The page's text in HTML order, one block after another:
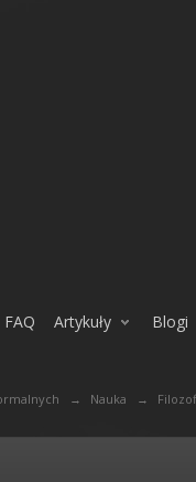
FAQ Artykuły Blogi
→ Nauka →